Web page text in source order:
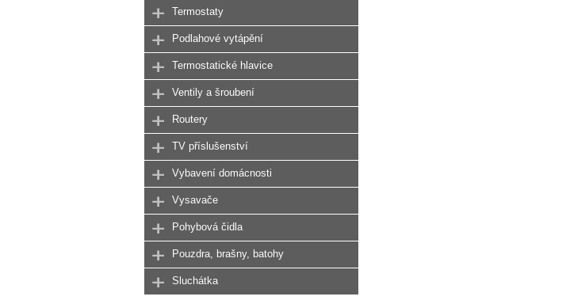
Termostaty
Podlahové vytápění
Termostatické hlavice
Ventily a šroubení
Routery
TV příslušenství
Vybavení domácnosti
Vysavače
Pohybová čidla
Pouzdra, brašny, batohy
Sluchátka